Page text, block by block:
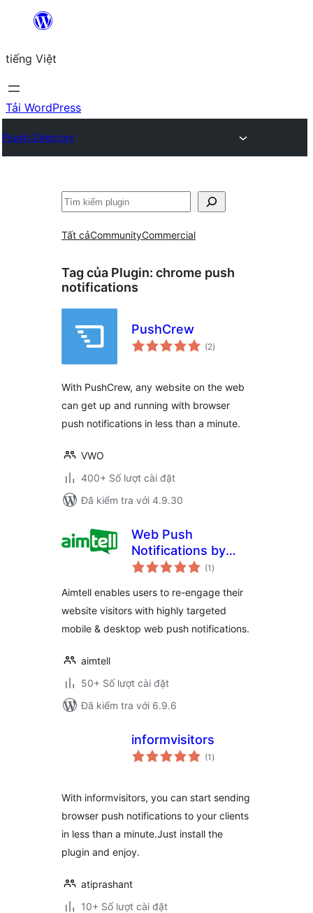
Chuyển
phần
nội
dung
tiếng Việt
Tải WordPress
Plugin Directory
Tìm
Tất cảCommunityCommercial
Tag của Plugin: chrome push
notifications
PushCrew
(2tổng
đánh
)
With PushCrew, any website on the web
can get up and running with browser
push notifications in less than a minute.
VWO
400+ Số lượt cài đặt
Đã kiểm tra với 4.9.30
Web Push
Notifications by
Aimtell
(1 tổng
đánh
)
Aimtell enables users to re-engage their
website visitors with highly targeted
mobile & desktop web push notifications.
aimtell
50+ Số lượt cài đặt
Đã kiểm tra với 6.9.6
informvisitors
(1 tổng
đánh
)
With informvisitors, you can start sending
browser push notifications to your clients
in less than a minute.Just install the
plugin and enjoy.
atiprashant
10+ Số lượt cài đặt